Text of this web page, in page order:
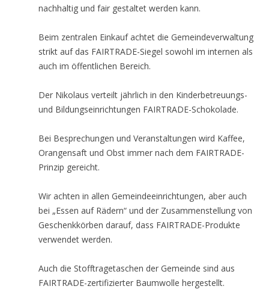
nachhaltig und fair gestaltet werden kann.
Beim zentralen Einkauf achtet die Gemeindeverwaltung
strikt auf das FAIRTRADE-Siegel sowohl im internen als
auch im öffentlichen Bereich.
Der Nikolaus verteilt jährlich in den Kinderbetreuungs-
und Bildungseinrichtungen FAIRTRADE-Schokolade.
Bei Besprechungen und Veranstaltungen wird Kaffee,
Orangensaft und Obst immer nach dem FAIRTRADE-
Prinzip gereicht.
Wir achten in allen Gemeindeeinrichtungen, aber auch
bei „Essen auf Rädern“ und der Zusammenstellung von
Geschenkkörben darauf, dass FAIRTRADE-Produkte
verwendet werden.
Auch die Stofftragetaschen der Gemeinde sind aus
FAIRTRADE-zertifizierter Baumwolle hergestellt.